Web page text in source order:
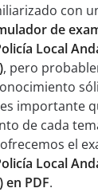
con
de
Local
, pero
importante
de cada
el
Local
en PDF.